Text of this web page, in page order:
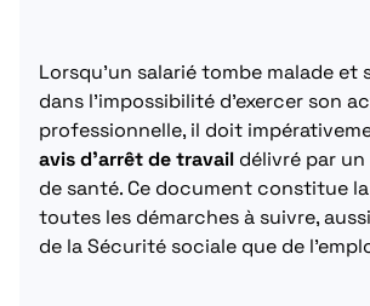
Lorsqu’un salarié tombe malade et
dans l’impossibilité d’exercer son
professionnelle, il doit
avis d’arrêt de travail délivré par
de santé. Ce document constitue
toutes les démarches à suivre,
de la Sécurité sociale que de